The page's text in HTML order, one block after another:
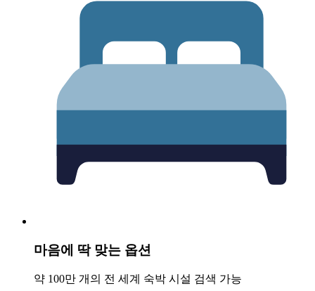
마음에 딱 맞는 옵션
약 100만 개의 전 세계 숙박 시설 검색 가능